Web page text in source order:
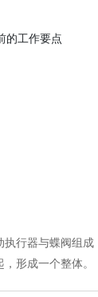
执行器与蝶阀组
形成一个整体。